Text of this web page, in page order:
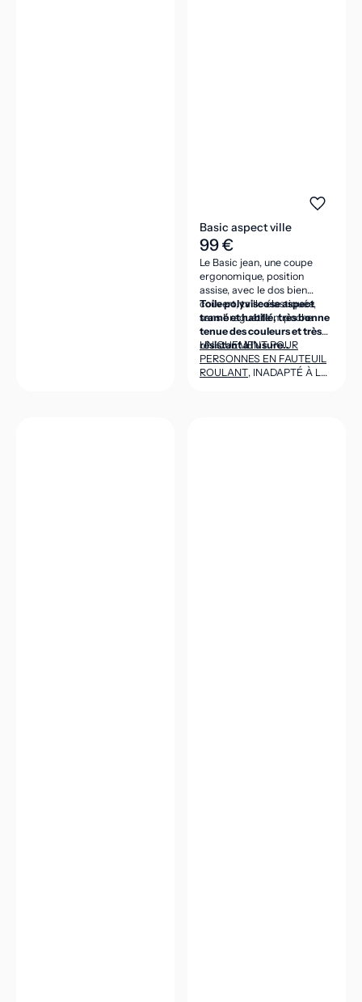
Basic aspect ville
99 €
Le Basic jean, une coupe
ergonomique, position
assise, avec le dos bien
couvert, taille élastiquée,
sans braguette ni poche.
Toile polyviscose aspect
tramé et habillé, très bonne
tenue des couleurs et très
résistant à l’usure..
UNIQUEMENT POUR
PERSONNES EN FAUTEUIL
ROULANT, INADAPTÉ À LA